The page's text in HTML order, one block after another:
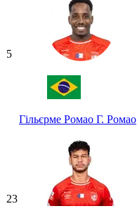
5
Гільєрме Ромао Г. Ромао
23